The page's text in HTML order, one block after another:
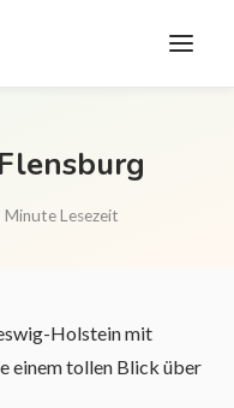
Minute Lesezeit
Holstein mit
einem tollen Blick über